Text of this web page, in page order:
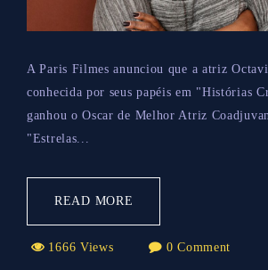
A Paris Filmes anunciou que a atriz
conhecida por seus papéis em "Histórias
ganhou o Oscar de Melhor Atriz
"Estrelas...
READ MORE
1666 Views 0 Comment